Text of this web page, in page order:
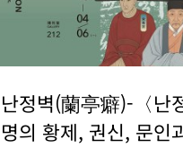
난정벽(蘭亭癖)-〈난
명의 황제, 권신, 문인